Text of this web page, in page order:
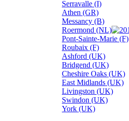
Serravalle (I)
Athen (GR)
Messancy (B)
Roermond (NL)
Pont-Sainte-Marie (F)
Roubaix (F)
Ashford (UK)
Bridgend (UK)
Cheshire Oaks (UK)
East Midlands (UK)
Livingston (UK)
Swindon (UK)
York (UK)